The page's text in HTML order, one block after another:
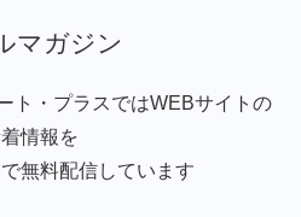
マガジン
ト・プラスではWEBサイトの
情報を
無料配信しています